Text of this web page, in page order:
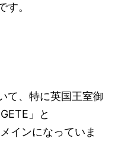
す。
て、特に英国王室御
」と
インになっていま